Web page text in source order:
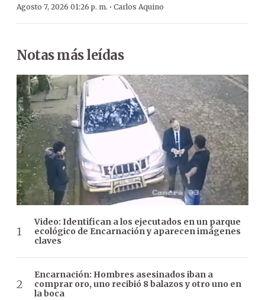
Agosto 7, 2026 01:26 p. m. · Carlos Aquino
Notas más leídas
Video: Identifican a los ejecutados en un parque
ecológico de Encarnación y aparecen imágenes
claves
Encarnación: Hombres asesinados iban a
comprar oro, uno recibió 8 balazos y otro uno en
la boca